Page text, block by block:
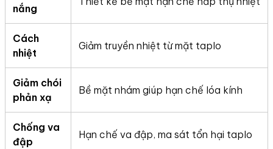
nắng
Cách
nhiệt
Giảm truyền nhiệt từ mặt taplo
Giảm chói
phản xạ
Bề mặt nhám giúp hạn chế lóa kính
Chống va
đập
Hạn chế va đập, ma sát tổn hại taplo